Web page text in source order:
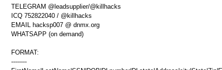
TELEGRAM @leadsupplier/@killhacks
ICQ 752822040 / @killhacks
EMAIL hacksp007 @ dnmx.org
WHATSAPP (on demand)
FORMAT:
--------